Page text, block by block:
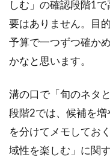
しむ」の確認段階1
要はありません。目
予算で一つずつ確か
かなと思います。
溝の口で「旬のネタ
段階2では、候補を
を分けてメモしてお
域性を楽しむ」に関